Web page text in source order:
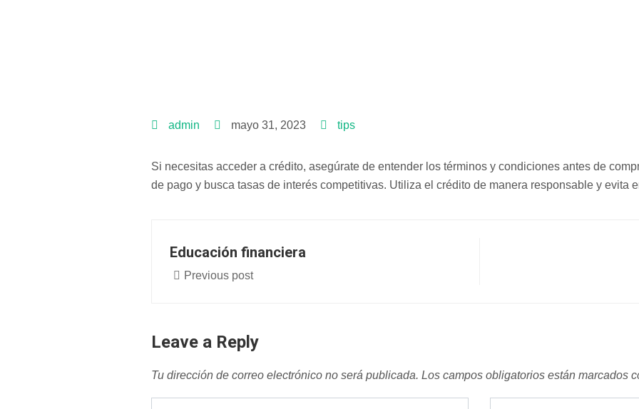
admin mayo 31, 2023 tips
Si necesitas acceder a crédito, asegúrate de entender los términos y condiciones antes de
de pago y busca tasas de interés competitivas. Utiliza el crédito de manera responsable y evita
Educación financiera
Previous post
Leave a Reply
Tu dirección de correo electrónico no será publicada. Los campos obligatorios están marcados